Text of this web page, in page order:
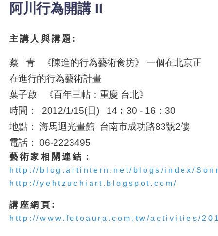
阿川行為開講 II
主講人與講題:
蔡 青 《陳進的行為藝術食坊》 一個在北京正
在進行的行為藝術計畫
葉子啟 《百年三帖：重慶 台北》
時間： 2012/1/15(日) 14︰30 - 16：30
地點： 海馬迴光畫館 台南市成功路83號2僂
電話： 06-2223495
藝術家相關連結：
http://blog.artintern.net/blogs/index/
http://yehtzuchiart.blogspot.com/
講座網頁:
http://www.fotoaura.com.tw/activities/